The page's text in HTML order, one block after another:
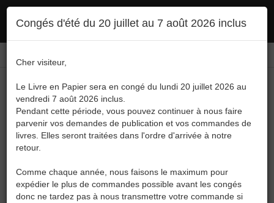
l'utilisation :politique en matière de confidentialité Accepter
Congés d'été du 20 juillet au 7 août 2026 inclus
Cher visiteur,
Le Livre en Papier sera en congé du lundi 20 juillet 2026 au
vendredi 7 août 2026 inclus.
Pendant cette période, vous pouvez continuer à nous faire
parvenir vos demandes de publication et vos commandes de
livres. Elles seront traitées dans l'ordre d'arrivée à notre
retour.
Comme chaque année, nous faisons le maximum pour
expédier le plus de commandes possible avant les congés
donc ne tardez pas à nous transmettre votre commande si
Menu
0